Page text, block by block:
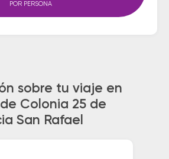
POR PERSONA
sobre tu viaje en
Colonia 25 de
San Rafael